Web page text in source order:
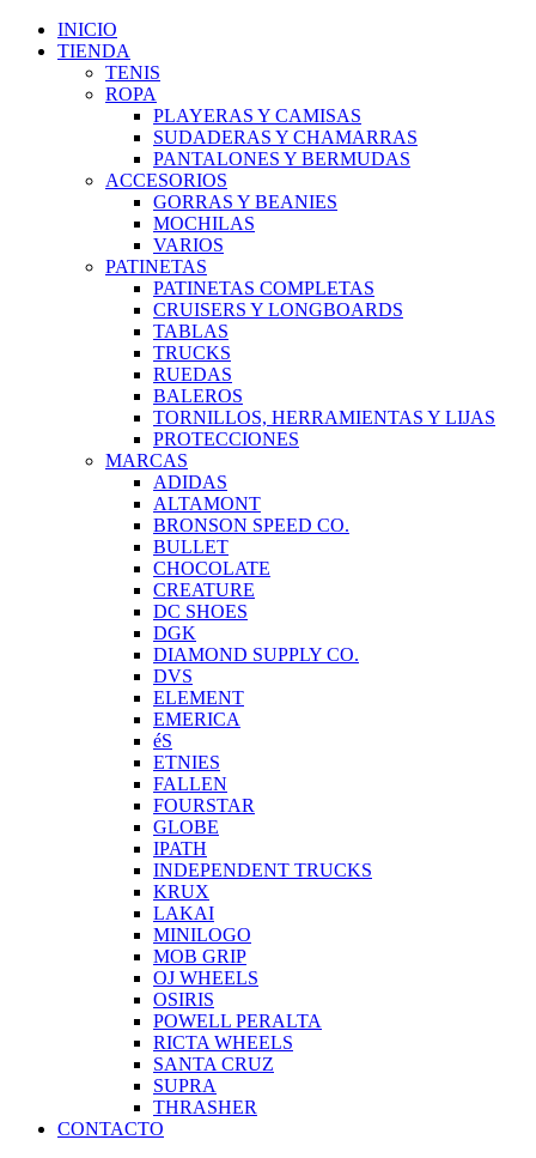
INICIO
TIENDA
TENIS
ROPA
PLAYERAS Y CAMISAS
SUDADERAS Y CHAMARRAS
PANTALONES Y BERMUDAS
ACCESORIOS
GORRAS Y BEANIES
MOCHILAS
VARIOS
PATINETAS
PATINETAS COMPLETAS
CRUISERS Y LONGBOARDS
TABLAS
TRUCKS
RUEDAS
BALEROS
TORNILLOS, HERRAMIENTAS Y LIJAS
PROTECCIONES
MARCAS
ADIDAS
ALTAMONT
BRONSON SPEED CO.
BULLET
CHOCOLATE
CREATURE
DC SHOES
DGK
DIAMOND SUPPLY CO.
DVS
ELEMENT
EMERICA
éS
ETNIES
FALLEN
FOURSTAR
GLOBE
IPATH
INDEPENDENT TRUCKS
KRUX
LAKAI
MINILOGO
MOB GRIP
OJ WHEELS
OSIRIS
POWELL PERALTA
RICTA WHEELS
SANTA CRUZ
SUPRA
THRASHER
CONTACTO